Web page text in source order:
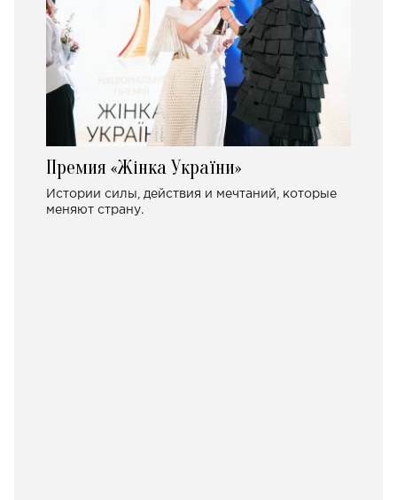
Премия «Жінка України»
Истории силы, действия и мечтаний, которые
меняют страну.